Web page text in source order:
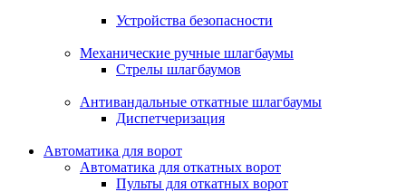
Устройства безопасности
Механические ручные шлагбаумы
Стрелы шлагбаумов
Антивандальные откатные шлагбаумы
Диспетчеризация
Автоматика для ворот
Автоматика для откатных ворот
Пульты для откатных ворот